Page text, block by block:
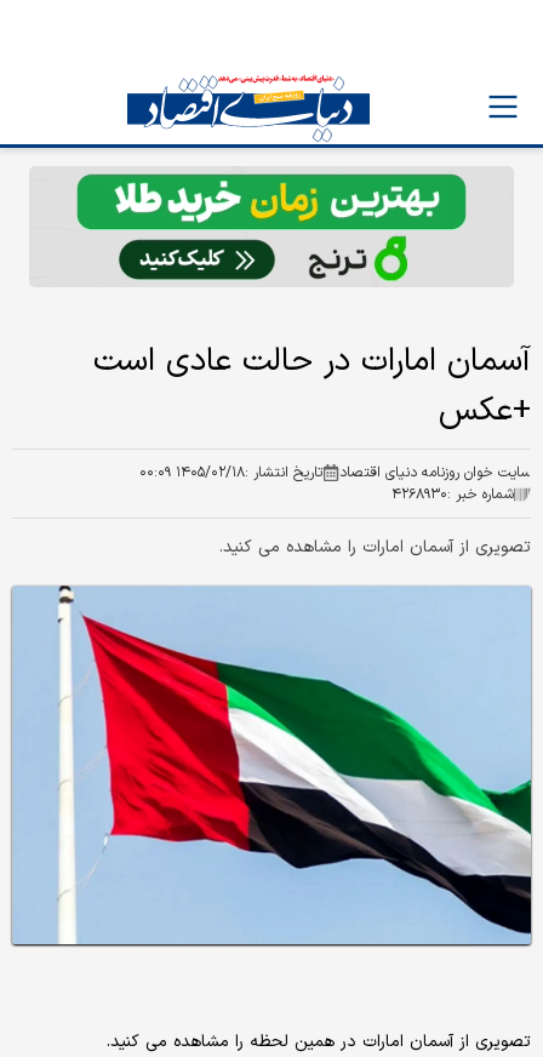
آسمان امارات در حالت عادی است
+عکس
سایت خوان روزنامه دنیای اقتصاد تاریخ انتشار :۱۴۰۵/۰۲/۱۸ ۰۰:۰۹
شماره خبر :۴۲۶۸۹۳۰
تصویری از آسمان امارات را مشاهده می کنید.
تصویری از آسمان امارات در همین لحظه را مشاهده می کنید.